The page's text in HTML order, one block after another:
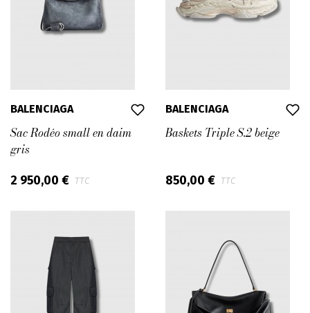
BALENCIAGA
Sac Rodéo small en daim
gris
2 950,00 € TTC
BALENCIAGA
Baskets Triple S.2 beige
850,00 € TTC